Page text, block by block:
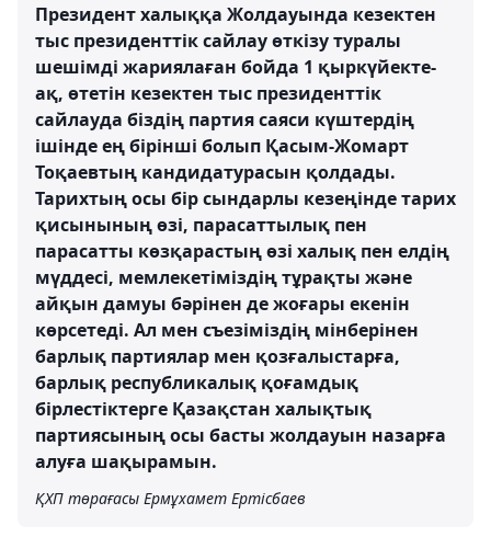
Президент халыққа Жолдауында кезектен
тыс президенттік сайлау өткізу туралы
шешімді жариялаған бойда 1 қыркүйекте-
ақ, өтетін кезектен тыс президенттік
сайлауда біздің партия саяси күштердің
ішінде ең бірінші болып Қасым-Жомарт
Тоқаевтың кандидатурасын қолдады.
Тарихтың осы бір сындарлы кезеңінде тарих
қисынының өзі, парасаттылық пен
парасатты көзқарастың өзі халық пен елдің
мүддесі, мемлекетіміздің тұрақты және
айқын дамуы бәрінен де жоғары екенін
көрсетеді. Ал мен съезіміздің мінберінен
барлық партиялар мен қозғалыстарға,
барлық республикалық қоғамдық
бірлестіктерге Қазақстан халықтық
партиясының осы басты жолдауын назарға
алуға шақырамын.
ҚХП төрағасы Ермұхамет Ертісбаев